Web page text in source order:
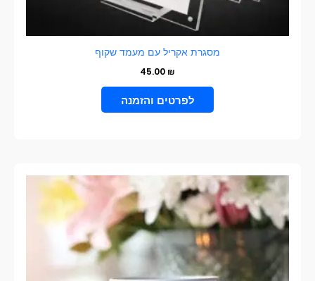
מסגרת אקריל עם מעמד שקוף
45.00 ₪
הוספה לסל